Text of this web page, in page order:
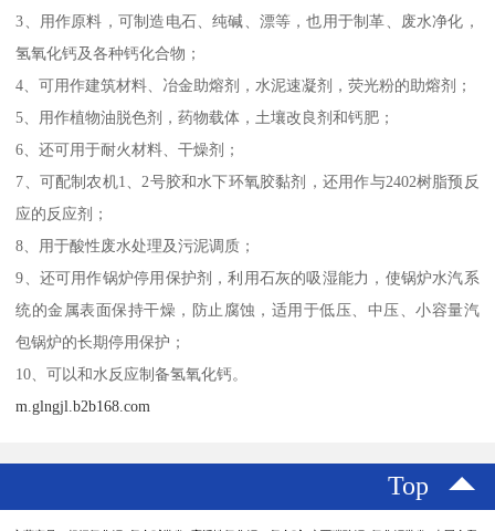
3、用作原料，可制造电石、纯碱、漂等，也用于制革、废水净化，
氢氧化钙及各种钙化合物；
4、可用作建筑材料、冶金助熔剂，水泥速凝剂，荧光粉的助熔剂；
5、用作植物油脱色剂，药物载体，土壤改良剂和钙肥；
6、还可用于耐火材料、干燥剂；
7、可配制农机1、2号胶和水下环氧胶黏剂，还用作与2402树脂预反
应的反应剂；
8、用于酸性废水处理及污泥调质；
9、还可用作锅炉停用保护剂，利用石灰的吸湿能力，使锅炉水汽系
统的金属表面保持干燥，防止腐蚀，适用于低压、中压、小容量汽
包锅炉的长期停用保护；
10、可以和水反应制备氢氧化钙。
m.glngjl.b2b168.com
Top